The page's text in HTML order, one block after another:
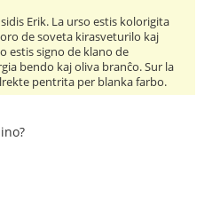
Erik. La urso estis kolorigita
de soveta kirasveturilo kaj
estis signo de klano de
bendo kaj oliva branĉo. Sur la
pentrita per blanka farbo.